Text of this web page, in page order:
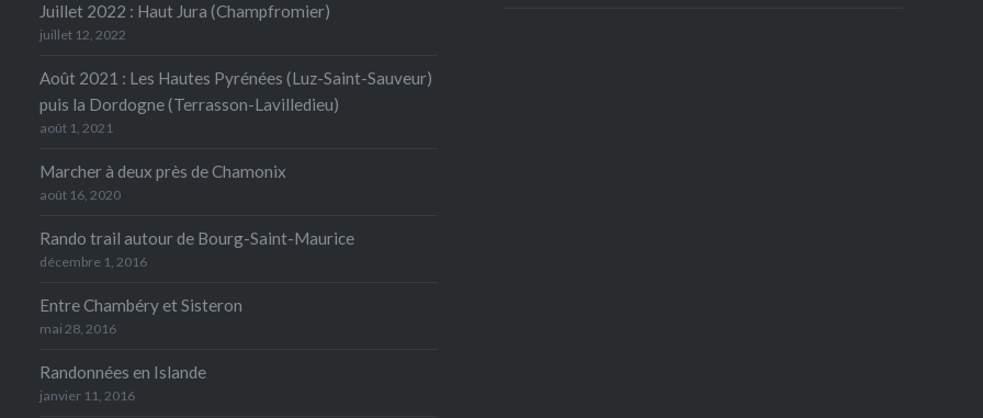
Juillet 2022 : Haut Jura (Champfromier)
juillet 12, 2022
Août 2021 : Les Hautes Pyrénées (Luz-Saint-Sauveur)
puis la Dordogne (Terrasson-Lavilledieu)
août 1, 2021
Marcher à deux près de Chamonix
août 16, 2020
Rando trail autour de Bourg-Saint-Maurice
décembre 1, 2016
Entre Chambéry et Sisteron
mai 28, 2016
Randonnées en Islande
janvier 11, 2016